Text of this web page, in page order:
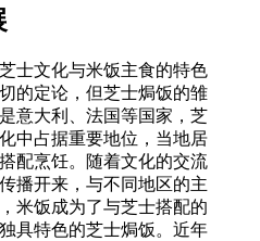
士文化与米饭主食的特色
的定论，但芝士焗饭的雏
意大利、法国等国家，芝
中占据重要地位，当地居
配烹饪。随着文化的交流
播开来，与不同地区的主
米饭成为了与芝士搭配的
具特色的芝士焗饭。近年